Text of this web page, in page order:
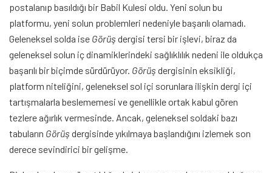
postalanıp basıldığı bir Babil Kulesi oldu. Yeni solun bu
platformu, yeni solun problemleri nedeniyle başarılı olamadı.
Geleneksel solda ise Görüş dergisi tersi bir işlevi, biraz da
geleneksel solun iç dinamiklerindeki sağlıklılık nedeni ile oldukça
başarılı bir biçimde sürdürüyor. Görüş dergisinin eksikliği,
platform niteliğini, geleneksel sol içi sorunlara ilişkin dergi içi
tartışmalarla beslememesi ve genellikle ortak kabul gören
tezlere ağırlık vermesinde. Ancak, geleneksel soldaki bazı
tabuların Görüş dergisinde yıkılmaya başlandığını izlemek son
derece sevindirici bir gelişme.